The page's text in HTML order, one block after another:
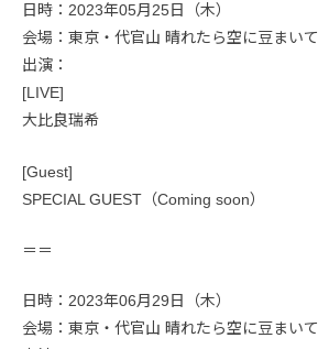
日時：2023年05月25日（木）
会場：東京・代官山 晴れたら空に豆まいて
出演：
[LIVE]
大比良瑞希
[Guest]
SPECIAL GUEST（Coming soon）
＝＝
日時：2023年06月29日（木）
会場：東京・代官山 晴れたら空に豆まいて